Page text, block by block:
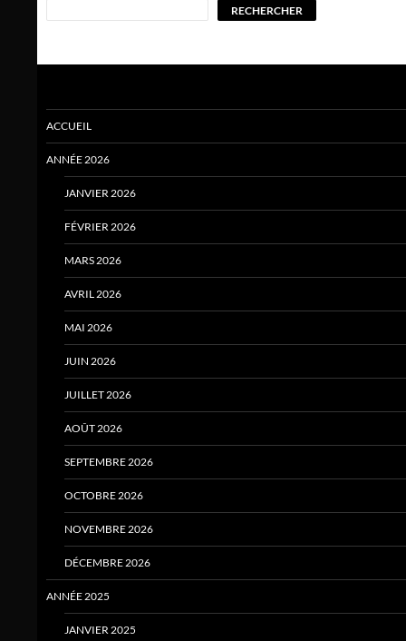
RECHERCHER
ACCUEIL
ANNÉE 2026
JANVIER 2026
FÉVRIER 2026
MARS 2026
AVRIL 2026
MAI 2026
JUIN 2026
JUILLET 2026
AOÛT 2026
SEPTEMBRE 2026
OCTOBRE 2026
NOVEMBRE 2026
DÉCEMBRE 2026
ANNÉE 2025
JANVIER 2025